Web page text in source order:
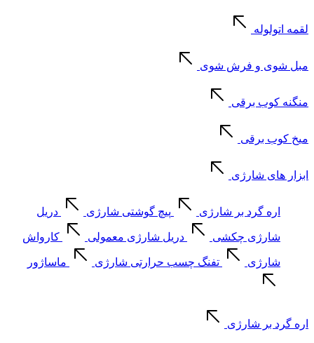
لقمه اتولوله
مبل شوی و فرش شوی
منگنه کوب برقی
میخ کوب برقی
ابزار های شارژی
اره گرد بر شارژی پیچ گوشتی شارژی دریل
شارژی چکشی دریل شارژی معمولی کارواش
شارژی تفنگ چسب حرارتی شارژی ماساژور
اره گرد بر شارژی